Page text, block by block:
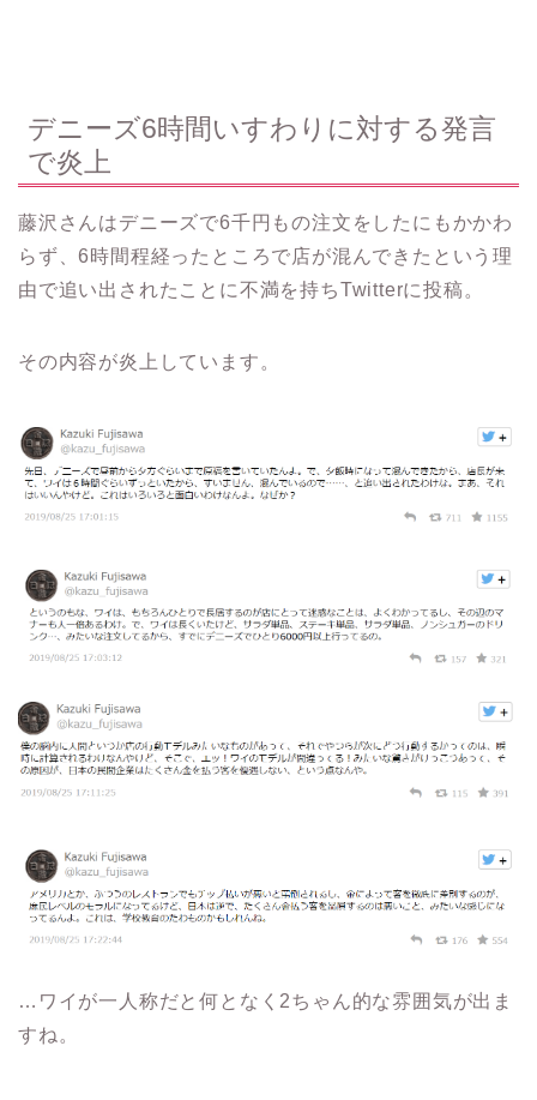
デニーズ6時間いすわりに対する発言
で炎上
藤沢さんはデニーズで6千円もの注文をしたにもかかわ
らず、6時間程経ったところで店が混んできたという理
由で追い出されたことに不満を持ちTwitterに投稿。
その内容が炎上しています。
…ワイが一人称だと何となく2ちゃん的な雰囲気が出ま
すね。